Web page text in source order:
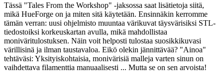
Tässä "Tales From the Workshop" -jaksossa saat lisätietoja siitä,
mikä HueForge on ja miten sitä käytetään. Ensinnäkin kerromme
tämän verran: uusi ohjelmisto muuntaa värikuvat täysvärisiksi STL-
tiedostoiksi korkeuskartan avulla, mikä mahdollistaa
moniväritulostuksen. Näin voit helposti tulostaa suosikkikuvasi
värillisinä ja ilman taustavaloa. Eikö olekin jännittävää? "Ainoa"
tehtäväsi: Yksityiskohtaisia, monivärisiä malleja varten sinun on
vaihdettava filamenttia manuaalisesti ... Mutta se on sen arvoista!